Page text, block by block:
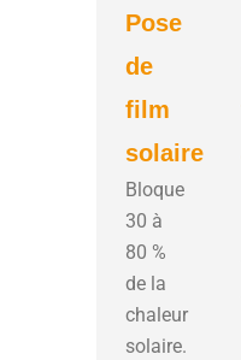
Pose
de
film
solaire
Bloque
30 à
80 %
de la
chaleur
solaire.